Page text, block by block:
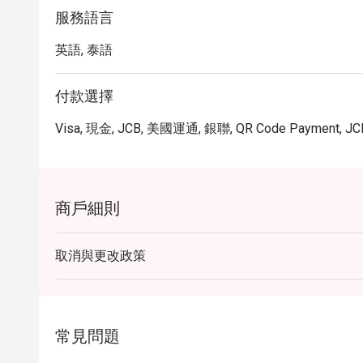
服務語言
英語, 泰語
付款選擇
Visa, 現金, JCB, 美國運通, 銀聯, QR Code Payment,
商戶細則
取消與更改政策
常見問題